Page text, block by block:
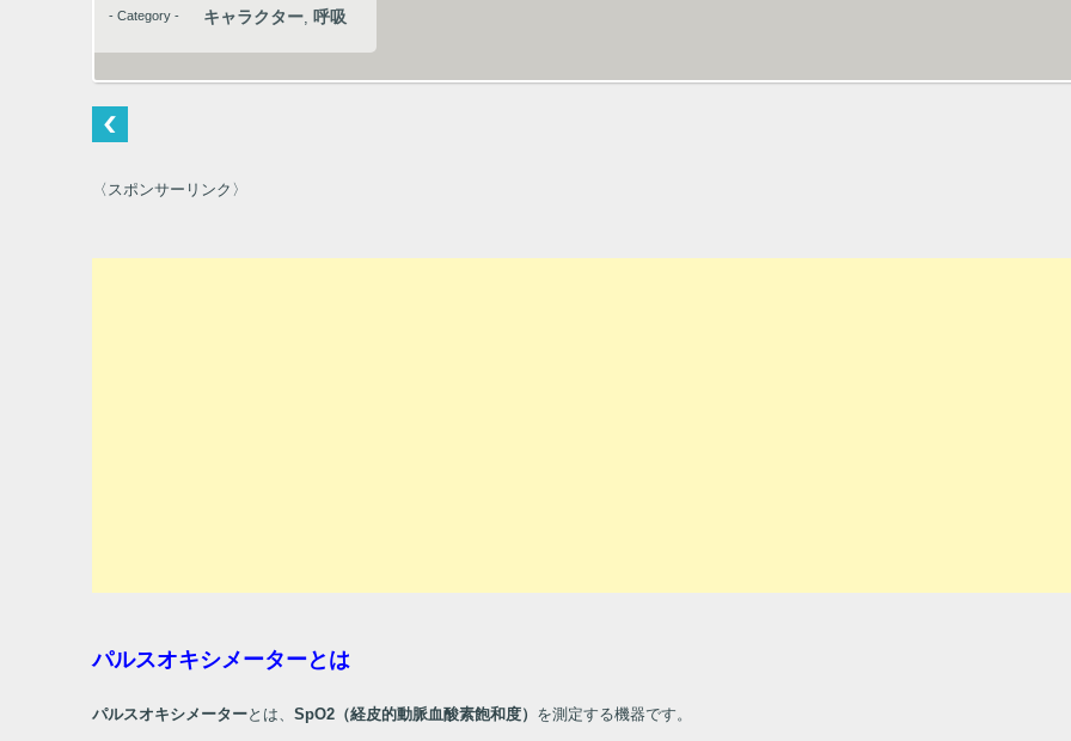
- Category - キャラクター, 呼吸
〈スポンサーリンク〉
パルスオキシメーターとは
パルスオキシメーターとは、 SpO2（経皮的動脈血酸素飽和度） を測定する機器です。